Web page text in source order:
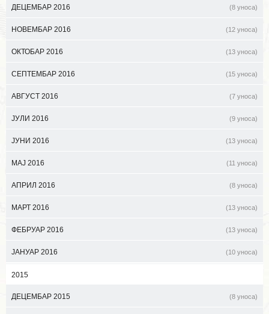
ДЕЦЕМБАР 2016 (8 уноса)
НОВЕМБАР 2016 (12 уноса)
ОКТОБАР 2016 (13 уноса)
СЕПТЕМБАР 2016 (15 уноса)
АВГУСТ 2016 (7 уноса)
ЈУЛИ 2016 (9 уноса)
ЈУНИ 2016 (13 уноса)
МАЈ 2016 (11 уноса)
АПРИЛ 2016 (8 уноса)
МАРТ 2016 (13 уноса)
ФЕБРУАР 2016 (13 уноса)
ЈАНУАР 2016 (10 уноса)
2015
ДЕЦЕМБАР 2015 (8 уноса)